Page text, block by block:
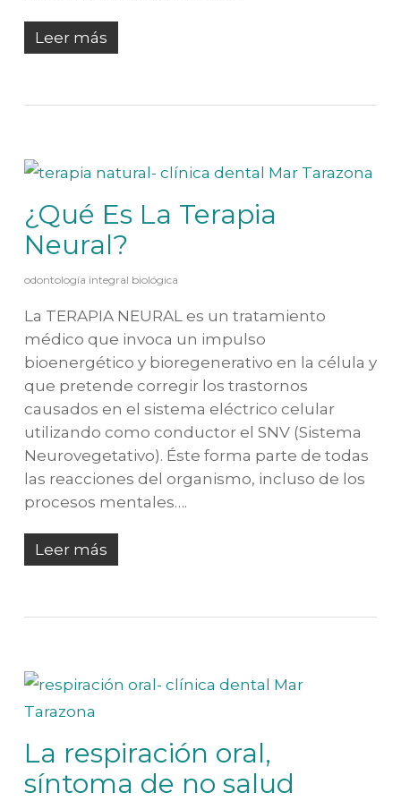
Leer más
¿Qué Es La Terapia
Neural?
odontología integral biológica
La TERAPIA NEURAL es un tratamiento
médico que invoca un impulso
bioenergético y bioregenerativo en la célula y
que pretende corregir los trastornos
causados en el sistema eléctrico celular
utilizando como conductor el SNV (Sistema
Neurovegetativo). Éste forma parte de todas
las reacciones del organismo, incluso de los
procesos mentales….
Leer más
La respiración oral,
síntoma de no salud